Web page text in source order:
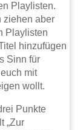
Playlisten.
ziehen aber
Playlisten
hinzufügen
Sinn für
mit
wollt.
Punkte
„Zur